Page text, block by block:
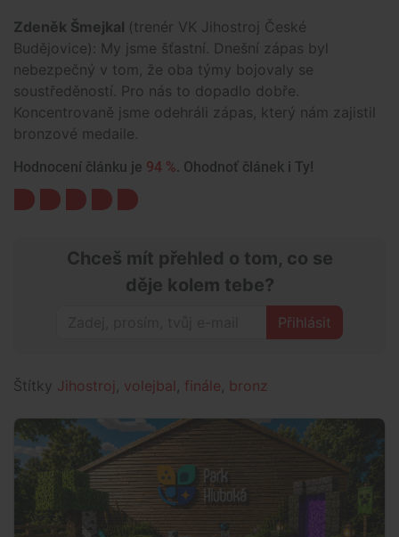
Zdeněk Šmejkal (trenér VK Jihostroj České
Budějovice): My jsme šťastní. Dnešní zápas byl
nebezpečný v tom, že oba týmy bojovaly se
soustředěností. Pro nás to dopadlo dobře.
Koncentrovaně jsme odehráli zápas, který nám zajistil
bronzové medaile.
Hodnocení článku je 94 %. Ohodnoť článek i Ty!
Chceš mít přehled o tom, co se
děje kolem tebe?
Přihlásit
Štítky Jihostroj volejbal finále bronz